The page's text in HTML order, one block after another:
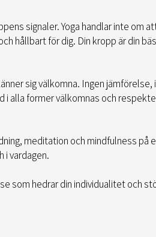
signaler. Yoga handlar inte om
hållbart för dig. Din kropp är din
sig välkomna. Ingen
i alla former välkomnas och
meditation och mindfulness
i vardagen.
som hedrar din individualitet och